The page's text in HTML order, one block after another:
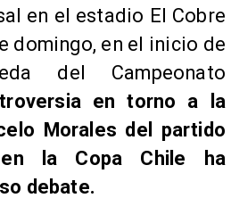
en el estadio El Cobre
domingo, en el inicio de
del Campeonato
en torno a la
Morales del partido
la Copa Chile ha
debate.